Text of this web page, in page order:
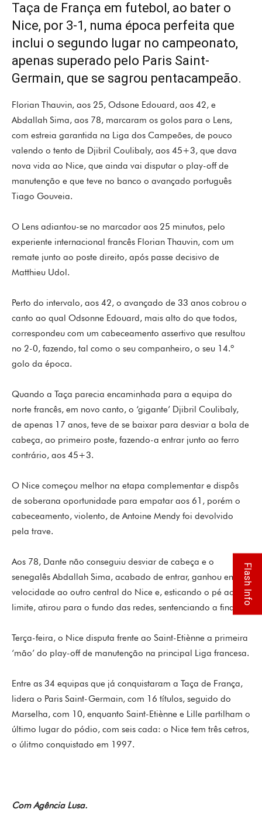
Taça de França em futebol, ao bater o
Nice, por 3-1, numa época perfeita que
inclui o segundo lugar no campeonato,
apenas superado pelo Paris Saint-
Germain, que se sagrou pentacampeão.
Florian Thauvin, aos 25, Odsone Edouard, aos 42, e
Abdallah Sima, aos 78, marcaram os golos para o Lens,
com estreia garantida na Liga dos Campeões, de pouco
valendo o tento de Djibril Coulibaly, aos 45+3, que dava
nova vida ao Nice, que ainda vai disputar o play-off de
manutenção e que teve no banco o avançado português
Tiago Gouveia.
O Lens adiantou-se no marcador aos 25 minutos, pelo
experiente internacional francês Florian Thauvin, com um
remate junto ao poste direito, após passe decisivo de
Matthieu Udol.
Perto do intervalo, aos 42, o avançado de 33 anos cobrou o
canto ao qual Odsonne Edouard, mais alto do que todos,
correspondeu com um cabeceamento assertivo que resultou
no 2-0, fazendo, tal como o seu companheiro, o seu 14.º
golo da época.
Quando a Taça parecia encaminhada para a equipa do
norte francês, em novo canto, o ‘gigante’ Djibril Coulibaly,
de apenas 17 anos, teve de se baixar para desviar a bola de
cabeça, ao primeiro poste, fazendo-a entrar junto ao ferro
contrário, aos 45+3.
O Nice começou melhor na etapa complementar e dispôs
de soberana oportunidade para empatar aos 61, porém o
cabeceamento, violento, de Antoine Mendy foi devolvido
pela trave.
Aos 78, Dante não conseguiu desviar de cabeça e o
senegalês Abdallah Sima, acabado de entrar, ganhou em
velocidade ao outro central do Nice e, esticando o pé ao
limite, atirou para o fundo das redes, sentenciando a final.
Terça-feira, o Nice disputa frente ao Saint-Etiènne a primeira
‘mão’ do play-off de manutenção na principal Liga francesa.
Entre as 34 equipas que já conquistaram a Taça de França,
lidera o Paris Saint-Germain, com 16 títulos, seguido do
Marselha, com 10, enquanto Saint-Etiènne e Lille partilham o
último lugar do pódio, com seis cada: o Nice tem três cetros,
o úlitmo conquistado em 1997.
Com Agência Lusa.
Flash Info